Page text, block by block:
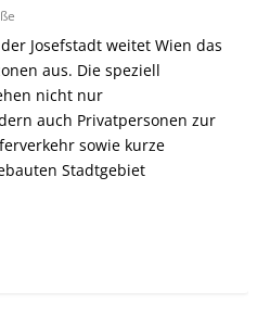
Josefstadt weitet Wien das
aus. Die speziell
nicht nur
auch Privatpersonen zur
sowie kurze
Stadtgebiet